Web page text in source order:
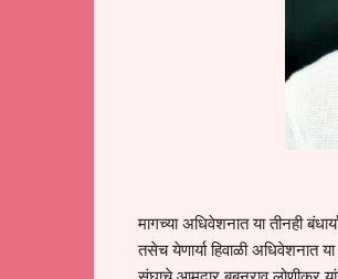
मागच्या अधिवेशनात या तीनही
तसेच येणार्या हिवाळी अधिवेशनात